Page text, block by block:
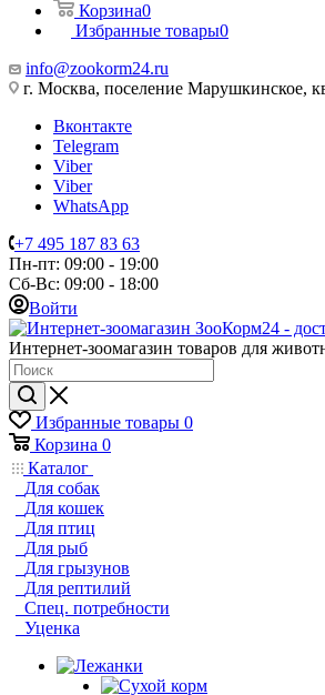
Корзина0
Избранные товары0
info@zookorm24.ru
г. Москва, поселение Марушкинское,
Вконтакте
Telegram
Viber
Viber
WhatsApp
+7 495 187 83 63
Пн-пт: 09:00 - 19:00
Сб-Вс: 09:00 - 18:00
Войти
Интернет-зоомагазин товаров для
Избранные товары 0
Корзина 0
Каталог
Для собак
Для кошек
Для птиц
Для рыб
Для грызунов
Для рептилий
Спец. потребности
Уценка